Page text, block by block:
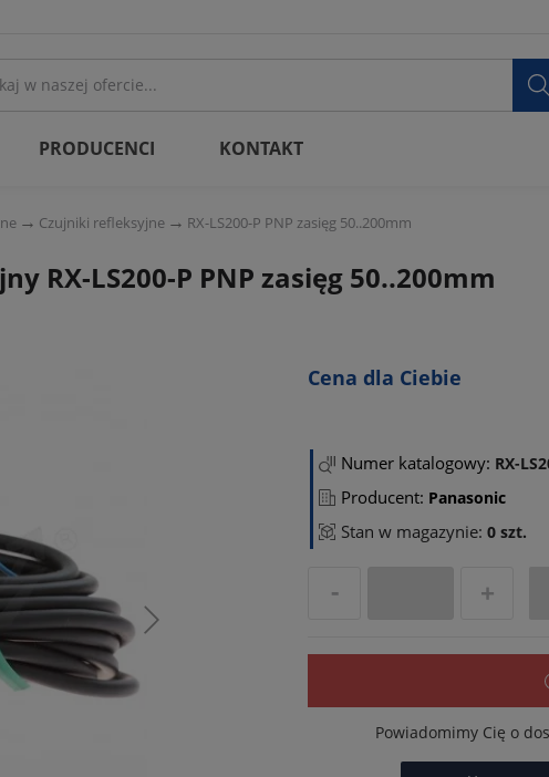

PRODUCENCI KONTAKT
Czujniki refleksyjne RX-LS200-P PNP zasięg 50..200mm
RX-LS200-P PNP zasięg 50..200mm
Cena dla Ciebie
Numer katalogowy: RX-
Producent: Panasonic
Stan w magazynie: 0 szt.
Powiadomimy Cię o